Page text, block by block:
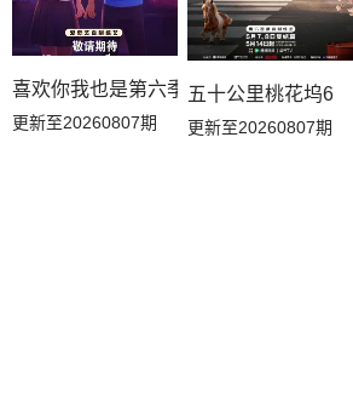
20260607补给站加更
20260605万事屋加更 20260604副本存档中
喜欢你我也是第六季
更新至20260807期
五十公里桃花坞6
更新至20260807期